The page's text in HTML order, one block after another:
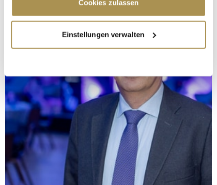
Trigger Symbol ändern oder widerrufen
Informationen über Ihre geografische Lage
erfassen, welche bis auf einige Meter genau sein
bestimmten Merkmalen (Fingerprinting) identifizieren
Erfahren Sie mehr darüber, wie Ihre persönlichen Daten
verarbeitet werden, und legen Sie Ihre Präferenzen im
Abschnitt Einzelheiten
Wir verwenden Cookies, um Inhalte und Anzeigen zu
personalisieren, Funktionen für soziale Medien anbieten
zu können und die Zugriffe auf unsere Website zu
analysieren. Außerdem geben wir Informationen zu Ihrer
Cookies zulassen
Einstellungen verwalten